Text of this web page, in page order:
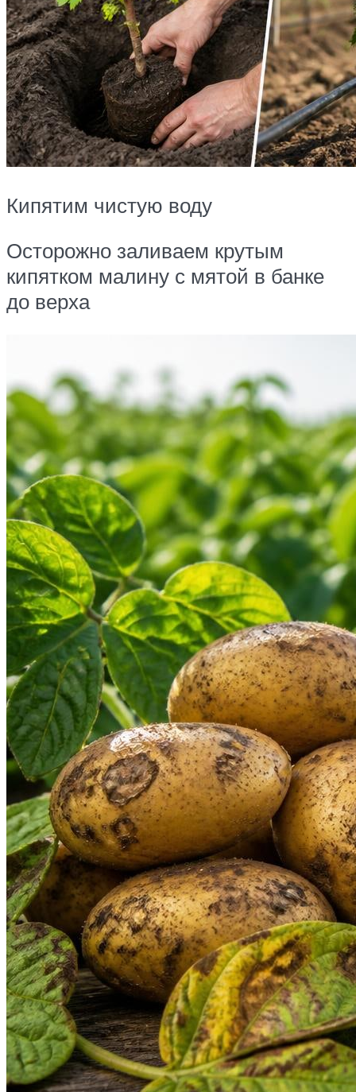
Кипятим чистую воду
Осторожно заливаем крутым
кипятком малину с мятой в банке
до верха